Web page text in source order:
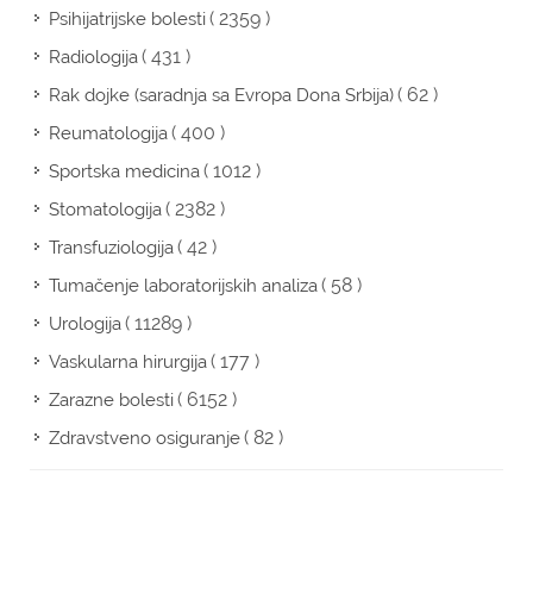
Psihijatrijske bolesti( 2359 )
Radiologija( 431 )
Rak dojke (saradnja sa Evropa Dona Srbija)( 62 )
Reumatologija( 400 )
Sportska medicina( 1012 )
Stomatologija( 2382 )
Transfuziologija( 42 )
Tumačenje laboratorijskih analiza( 58 )
Urologija( 11289 )
Vaskularna hirurgija( 177 )
Zarazne bolesti( 6152 )
Zdravstveno osiguranje( 82 )